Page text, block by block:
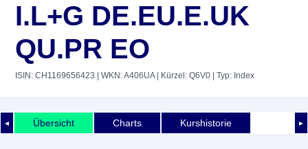
I.L+G DE.EU.E.UK
QU.PR EO
ISIN: CH1169656423 | WKN: A406UA| Kürzel: Q6V0 | Typ: Index
◄ ►
Übersicht Charts Kurshistorie